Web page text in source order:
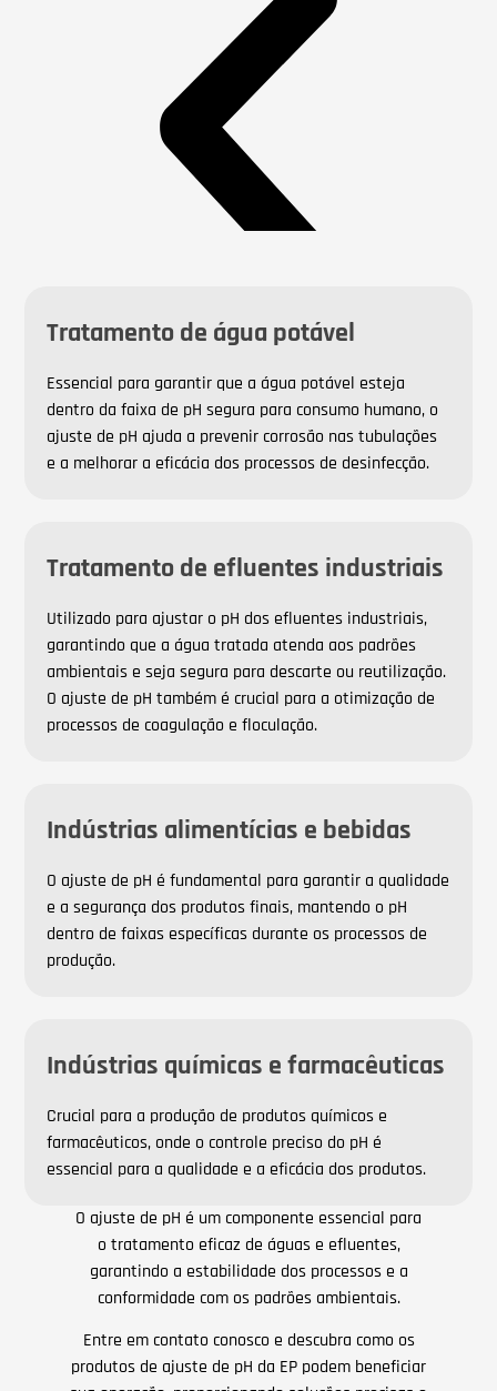
Tratamento de água potável
Essencial para garantir que a água potável esteja
dentro da faixa de pH segura para consumo humano, o
ajuste de pH ajuda a prevenir corrosão nas tubulações
e a melhorar a eficácia dos processos de desinfecção.
Tratamento de efluentes industriais
Utilizado para ajustar o pH dos efluentes industriais,
garantindo que a água tratada atenda aos padrões
ambientais e seja segura para descarte ou reutilização.
O ajuste de pH também é crucial para a otimização de
processos de coagulação e floculação.
Indústrias alimentícias e bebidas
O ajuste de pH é fundamental para garantir a qualidade
e a segurança dos produtos finais, mantendo o pH
dentro de faixas específicas durante os processos de
produção.
Indústrias químicas e farmacêuticas
Crucial para a produção de produtos químicos e
farmacêuticos, onde o controle preciso do pH é
essencial para a qualidade e a eficácia dos produtos.
O ajuste de pH é um componente essencial para
o tratamento eficaz de águas e efluentes,
garantindo a estabilidade dos processos e a
conformidade com os padrões ambientais.
Entre em contato conosco e descubra como os
produtos de ajuste de pH da EP podem beneficiar